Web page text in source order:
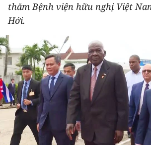
THỂ THAO
GIÁO DỤC
Y TẾ
KHOA HỌC - CÔNG NGHỆ
MÔI TRƯỜNG
BẠN ĐỌC
thăm Bệnh viện hữu nghị Việt
Hới.